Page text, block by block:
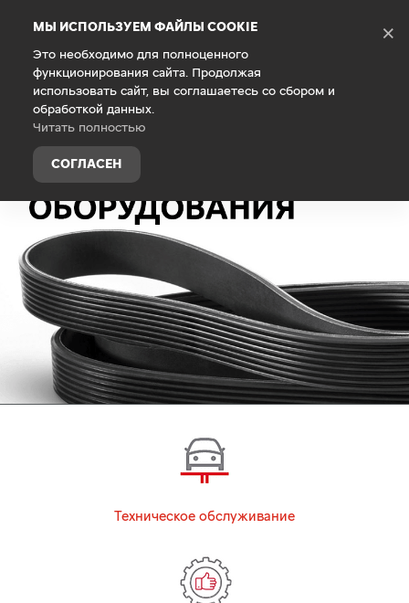
МЫ ИСПОЛЬЗУЕМ ФАЙЛЫ COOKIE
Это необходимо для полноценного
функционирования сайта. Продолжая
использовать сайт, вы соглашаетесь со сбором и
обработкой данных.
Читать полностью
СОГЛАСЕН
×
Главная Техническое обслуживание
Техническое обслуживание